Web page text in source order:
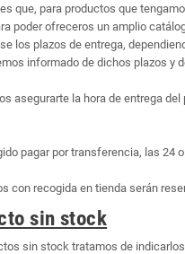
que, para productos que
poder ofreceros un amplio
los plazos de entrega,
informado de dichos plazos y
asegurarte la hora de entrega
pagar por transferencia, las 24
con recogida en tienda serán
sin stock
sin stock tratamos de